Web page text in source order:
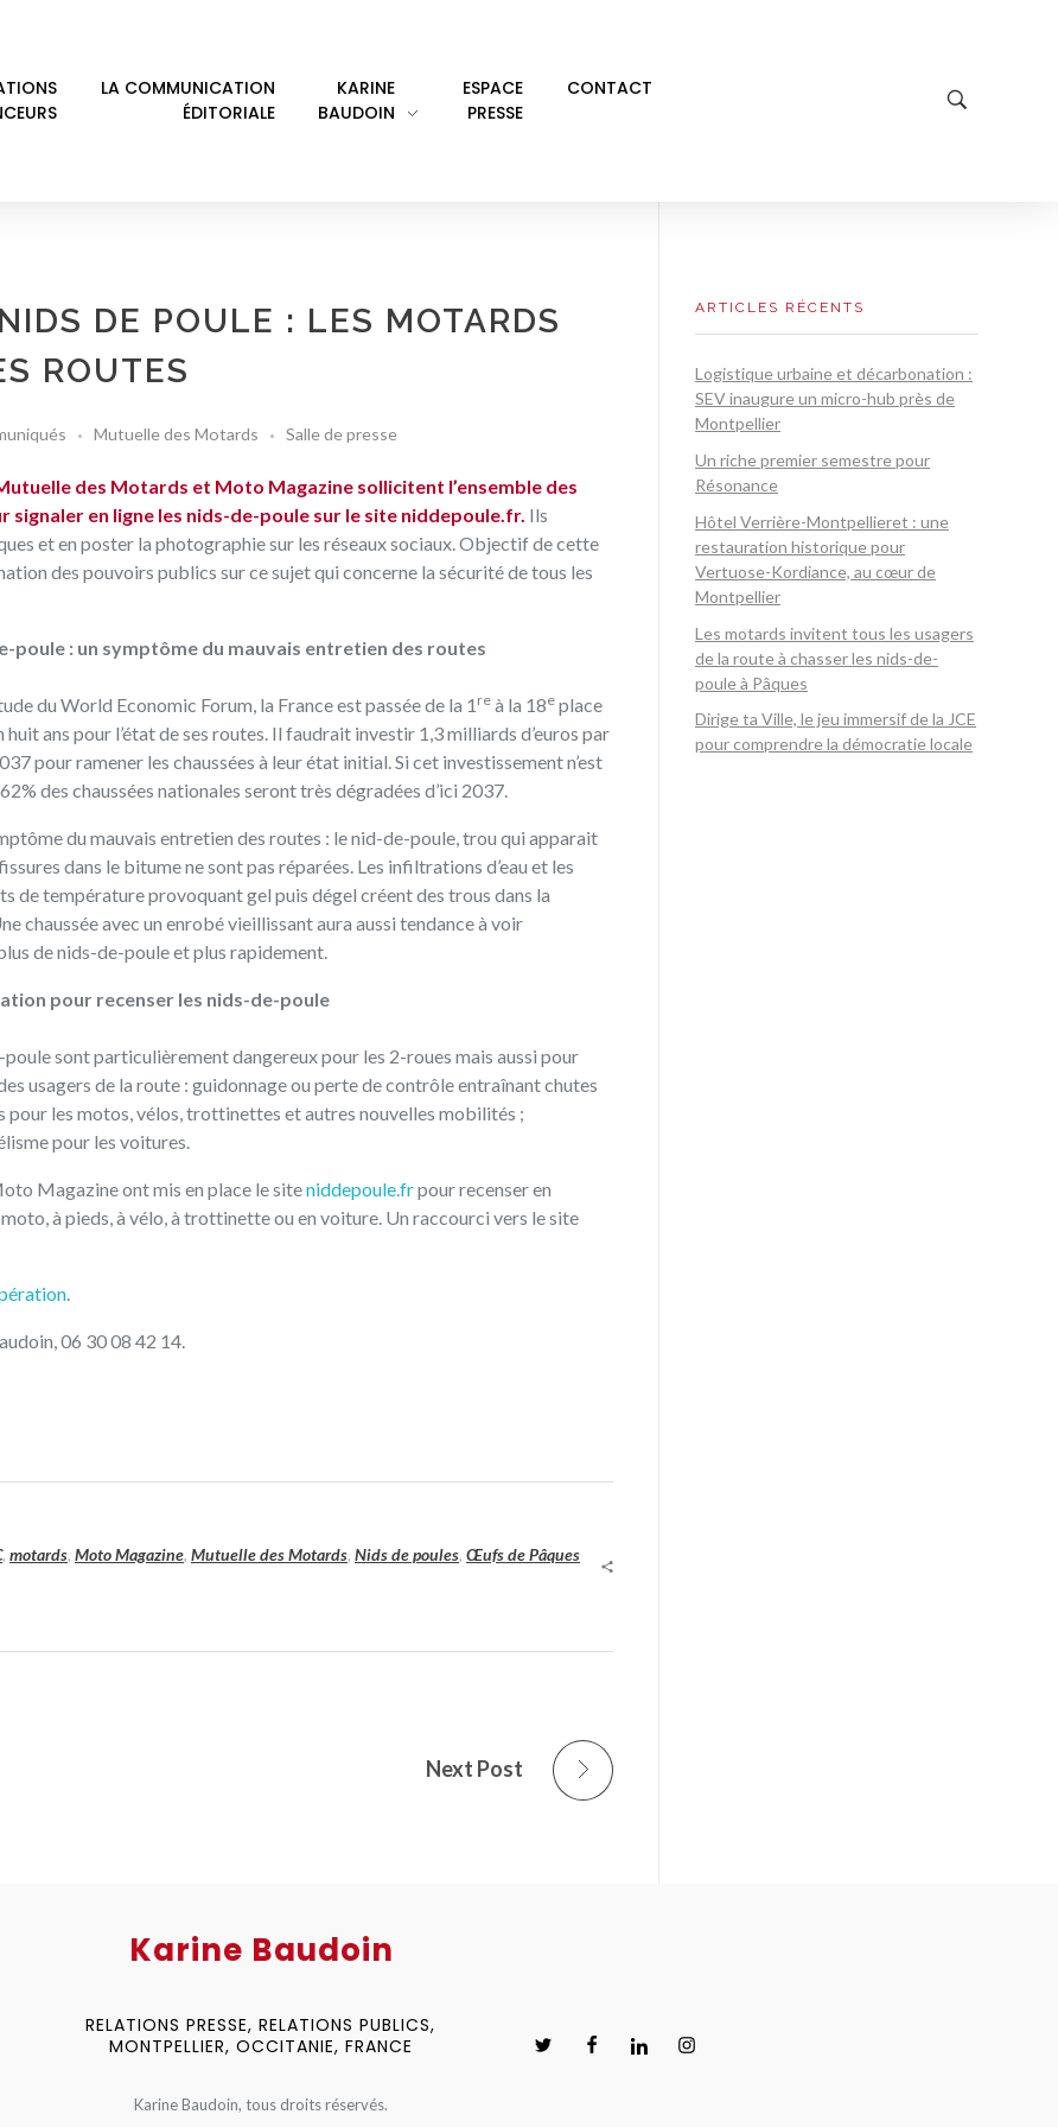
LA COMMUNICATION
ÉDITORIALE
KARINE
BAUDOIN
ESPACE
PRESSE
CONTACT
DE POULE : LES MOTARDS
ROUTES
Mutuelle des Motards Salle de presse
des Motards et Moto Magazine sollicitent l’ensemble des
signaler en ligne les nids-de-poule sur le site niddepoule.fr. Ils
et en poster la photographie sur les réseaux sociaux. Objectif de cette
des pouvoirs publics sur ce sujet qui concerne la sécurité de tous les
poule : un symptôme du mauvais entretien des routes
du World Economic Forum, la France est passée de la 1 re à la 18e place
huit ans pour l’état de ses routes. Il faudrait investir 1,3 milliards d’euros par
pour ramener les chaussées à leur état initial. Si cet investissement n’est
des chaussées nationales seront très dégradées d’ici 2037.
du mauvais entretien des routes : le nid-de-poule, trou qui apparait
dans le bitume ne sont pas réparées. Les infiltrations d’eau et les
de température provoquant gel puis dégel créent des trous dans la
chaussée avec un enrobé vieillissant aura aussi tendance à voir
de nids-de-poule et plus rapidement.
pour recenser les nids-de-poule
poule sont particulièrement dangereux pour les 2-roues mais aussi pour
usagers de la route : guidonnage ou perte de contrôle entraînant chutes
pour les motos, vélos, trottinettes et autres nouvelles mobilités ;
pour les voitures.
Magazine ont mis en place le siteniddepoule.frpour recenser en
à pieds, à vélo, à trottinette ou en voiture. Un raccourci vers le site
06 30 08 42 14.
, motards, Moto Magazine, Mutuelle des Motards, Nids de poules, Œufs de Pâques
Next Post
ARTICLES RÉCENTS
Logistique urbaine et décarbonation :
SEV inaugure un micro-hub près de
Montpellier
Un riche premier semestre pour
Résonance
Hôtel Verrière-Montpellieret : une
restauration historique pour
Vertuose-Kordiance, au cœur de
Montpellier
Les motards invitent tous les usagers
de la route à chasser les nids-de-
poule à Pâques
Dirige ta Ville, le jeu immersif de la JCE
pour comprendre la démocratie locale
Karine Baudoin
RELATIONS PRESSE, RELATIONS PUBLICS,
MONTPELLIER, OCCITANIE, FRANCE
Karine Baudoin, tous droits réservés.